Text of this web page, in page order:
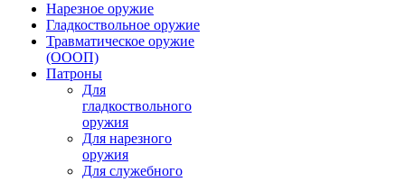
Нарезное оружие
Гладкоствольное оружие
Травматическое оружие
(ОООП)
Патроны
Для
гладкоствольного
оружия
Для нарезного
оружия
Для служебного